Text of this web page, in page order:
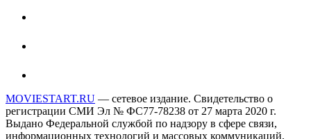
MOVIESTART.RU — сетевое издание. Свидетельство о
регистрации СМИ Эл № ФС77-78238 от 27 марта 2020 г.
Выдано Федеральной службой по надзору в сфере связи,
информационных технологий и массовых коммуникаций.